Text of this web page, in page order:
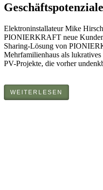
Elektroninstallateur Mike
PIONIERKRAFT neue
Sharing-Lösung von
Mehrfamilienhaus als
PV-Projekte, die vorher
WEITERLESEN